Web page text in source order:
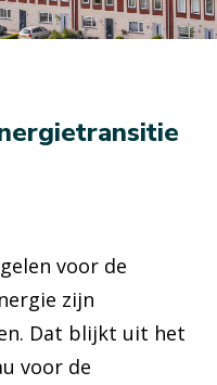
voor de
zijn
Dat blijkt uit het
voor de